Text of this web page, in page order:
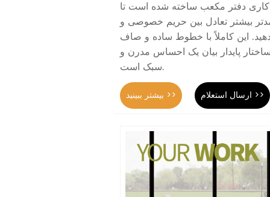
ایستگاه کاری دفتر مکعب ساخته شده است تا
بیشتر تعادل بین حریم خصوصی و
این کاملاً با خطوط ساده و صاف
پایدار بیان یک احساس مدرن و
سبک است.
بیشتر ببینید >> ارسال استعلام >>